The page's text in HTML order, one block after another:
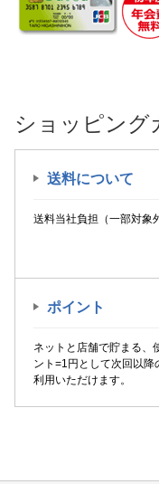
ショッピング
送料について
送料当社負担（一部対象
ポイント
ネットと店舗で貯まる、
ント=1円として次回以降
利用いただけます。